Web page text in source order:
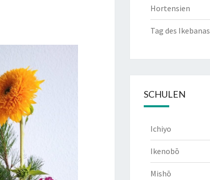
Hortensien
Tag des Ikebanas
SCHULEN
Ichiyo
Ikenobō
Mishō